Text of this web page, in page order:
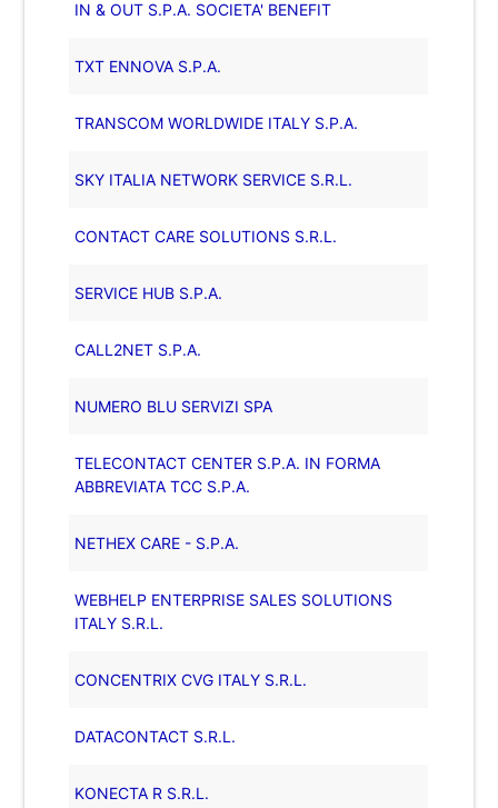
IN & OUT S.P.A. SOCIETA' BENEFIT
TXT ENNOVA S.P.A.
TRANSCOM WORLDWIDE ITALY S.P.A.
SKY ITALIA NETWORK SERVICE S.R.L.
CONTACT CARE SOLUTIONS S.R.L.
SERVICE HUB S.P.A.
CALL2NET S.P.A.
NUMERO BLU SERVIZI SPA
TELECONTACT CENTER S.P.A. IN FORMA
ABBREVIATA TCC S.P.A.
NETHEX CARE - S.P.A.
WEBHELP ENTERPRISE SALES SOLUTIONS
ITALY S.R.L.
CONCENTRIX CVG ITALY S.R.L.
DATACONTACT S.R.L.
KONECTA R S.R.L.